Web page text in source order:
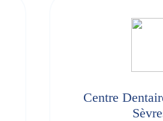
Centre